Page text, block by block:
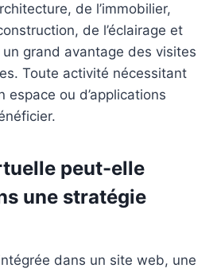
de l’immobilier,
de l’éclairage et
un grand avantage des visites
Toute activité nécessitant
espace ou d’applications
peut-elle
une stratégie
dans un site web, une